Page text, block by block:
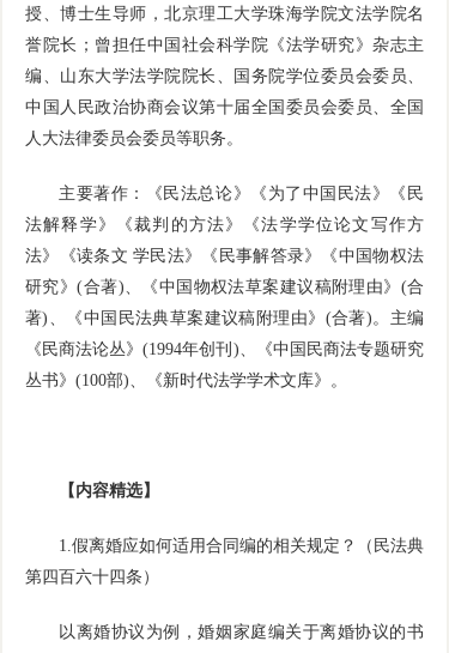
授、博士生导师，北京理工大学珠海学院文法学院名
誉院长；曾担任中国社会科学院《法学研究》杂志主
编、山东大学法学院院长、国务院学位委员会委员、
中国人民政治协商会议第十届全国委员会委员、全国
人大法律委员会委员等职务。
主要著作：《民法总论》《为了中国民法》《民
法解释学》《裁判的方法》《法学学位论文写作方
法》《读条文 学民法》《民事解答录》《中国物权法
研究》(合著)、《中国物权法草案建议稿附理由》 (合
著) 、《中国民法典草案建议稿附理由》 (合著)。主编
《民商法论丛》(1994年创刊 )、《中国民商法专题研究
丛书》 (100部)、《新时代法学学术文库》。
【内容精选】
1.假离婚应如何适用合同编的相关规定？（民法典
第四百六十四条）
以离婚协议为例，婚姻家庭编关于离婚协议的书